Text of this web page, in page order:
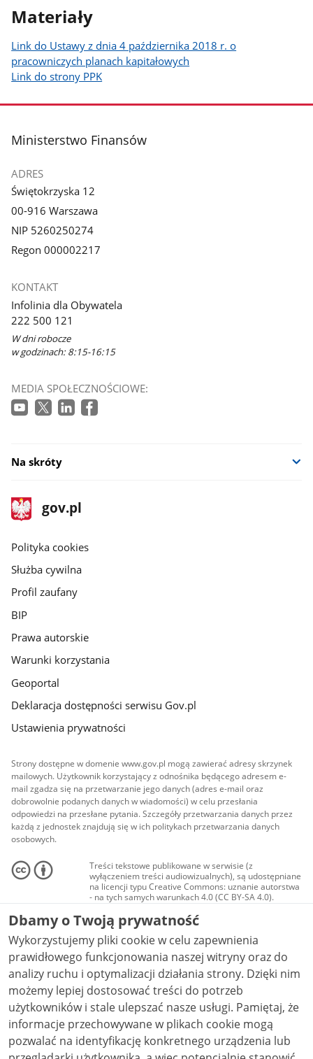
Materiały
Link do Ustawy z dnia 4 października 2018 r. o
pracowniczych planach kapitałowych
Link do strony PPK
stopka
Ministerstwo Finansów
ADRES
Świętokrzyska 12
00-916 Warszawa
NIP 5260250274
Regon 000002217
KONTAKT
Infolinia dla Obywatela
222 500 121
W dni robocze
w godzinach: 8:15-16:15
MEDIA SPOŁECZNOŚCIOWE:
Na skróty
stopka
gov.pl
Strona
gov.pl
gov.pl
Polityka cookies
Służba cywilna
Profil zaufany
BIP
Prawa autorskie
Warunki korzystania
Geoportal
Deklaracja dostępności serwisu Gov.pl
Ustawienia prywatności
Strony dostępne w domenie www.gov.pl mogą zawierać adresy skrzynek
mailowych. Użytkownik korzystający z odnośnika będącego adresem e-
mail zgadza się na przetwarzanie jego danych (adres e-mail oraz
dobrowolnie podanych danych w wiadomości) w celu przesłania
odpowiedzi na przesłane pytania. Szczegóły przetwarzania danych przez
każdą z jednostek znajdują się w ich politykach przetwarzania danych
osobowych.
Treści tekstowe publikowane w serwisie (z
wyłączeniem treści audiowizualnych), są udostępniane
na licencji typu Creative Commons: uznanie autorstwa
- na tych samych warunkach 4.0 (CC BY-SA 4.0).
Materiały audiowizualne, w tym zdjęcia, materiały
audio i wideo, są udostępniane na licencji typu
Creative Commons: uznanie autorstwa użycie
niekomercyjne - bez utworów zależnych 4.0 (CC BY-
NC-ND 4.0), o ile nie jest to stwierdzone inaczej.
Dbamy o Twoją prywatność
Wykorzystujemy pliki cookie w celu zapewnienia
prawidłowego funkcjonowania naszej witryny oraz do
analizy ruchu i optymalizacji działania strony. Dzięki nim
możemy lepiej dostosować treści do potrzeb
użytkowników i stale ulepszać nasze usługi. Pamiętaj, że
informacje przechowywane w plikach cookie mogą
pozwalać na identyfikację konkretnego urządzenia lub